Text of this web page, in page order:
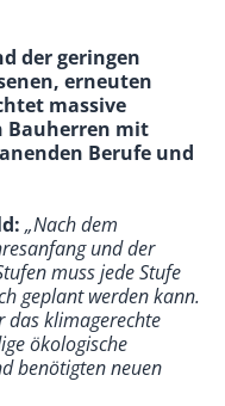
der geringen
erneuten
massive
Bauherren mit
Berufe und
„Nach dem
und der
muss jede Stufe
geplant werden kann.
das klimagerechte
ökologische
benötigten neuen